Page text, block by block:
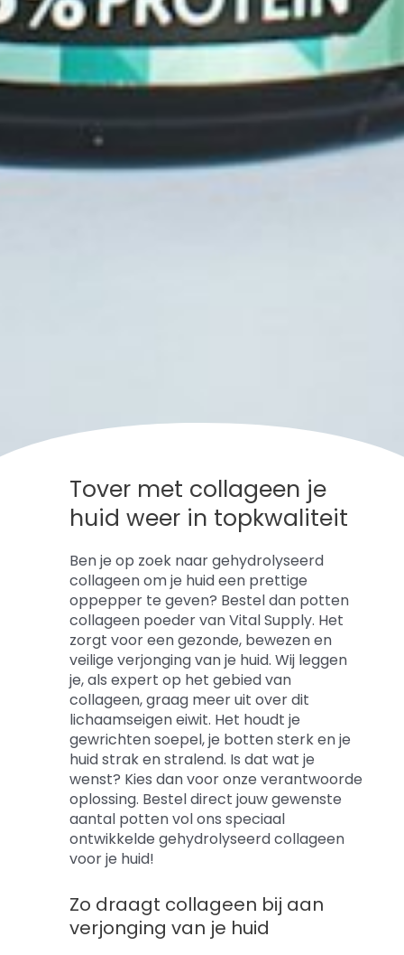
Tover met collageen je
huid weer in topkwaliteit
Ben je op zoek naar gehydrolyseerd
collageen om je huid een prettige
oppepper te geven? Bestel dan potten
collageen poeder van Vital Supply. Het
zorgt voor een gezonde, bewezen en
veilige verjonging van je huid. Wij leggen
je, als expert op het gebied van
collageen, graag meer uit over dit
lichaamseigen eiwit. Het houdt je
gewrichten soepel, je botten sterk en je
huid strak en stralend. Is dat wat je
wenst? Kies dan voor onze verantwoorde
oplossing. Bestel direct jouw gewenste
aantal potten vol ons speciaal
ontwikkelde gehydrolyseerd collageen
voor je huid!
Zo draagt collageen bij aan
verjonging van je huid